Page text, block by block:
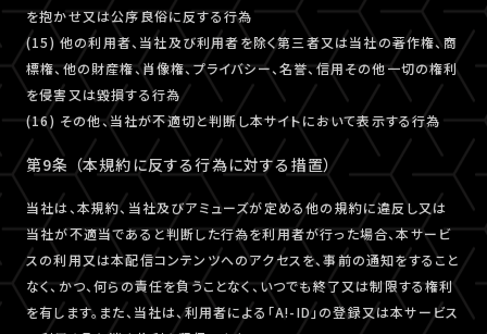
を抱かせ又は公序良俗に反する行為
(15) 他の利用者、当社及び利用者を除く第三者又は当社の著作権、商
標権、他の財産権、肖像権、プライバシー、名誉、信用その他一切の権利
を侵害又は毀損する行為
(16) その他、当社が不適切と判断し本サイトにおいて表示する行為
第9条 （本規約に反する行為に対する措置）
当社は、本規約、当社及びアミューズが定める他の規約に違反し又は
当社が不適当であると判断した行為を利用者が行った場合、本サービ
スの利用又は本配信コンテンツへのアクセスを、事前の通知をすること
なく、かつ、何らの責任を負うことなく、いつでも終了又は制限する権利
を有します。また、当社は、利用者による「A!-ID」の登録又は本サービス